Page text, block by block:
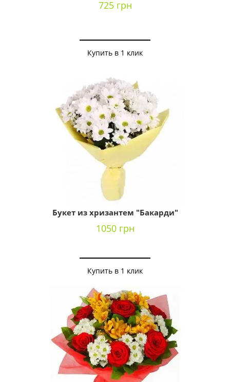
725 грн
Купить в 1 клик
Букет из хризантем "Бакарди"
1050 грн
Купить в 1 клик